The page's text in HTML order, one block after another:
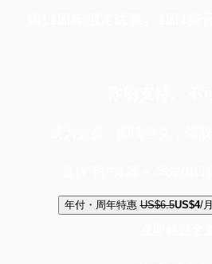
年付・周年特惠 US$6.5US$4/月